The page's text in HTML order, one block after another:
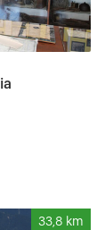
33,8 km